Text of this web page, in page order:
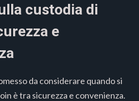
custodia di
e
da considerare quando si
è tra sicurezza e convenienza.